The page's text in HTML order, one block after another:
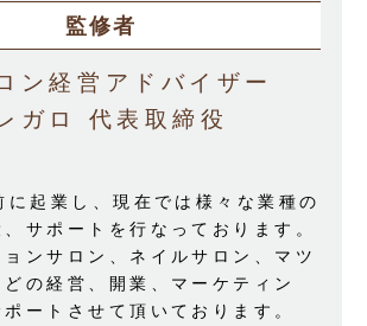
監修者
ン経営アドバイザー
ガロ 代表取締役
に起業し、現在では様々な業種の
サポートを行なっております。
ョンサロン、ネイルサロン、マツ
の経営、開業、マーケティン
ートさせて頂いております。